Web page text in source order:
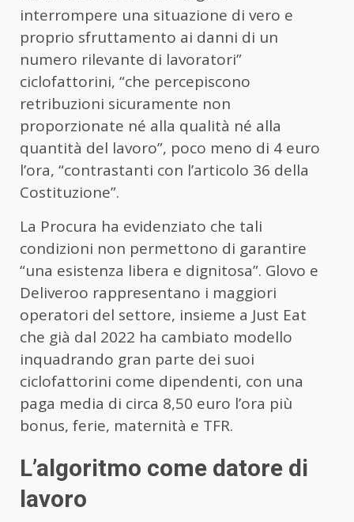
interrompere una situazione di vero e
proprio sfruttamento ai danni di un
numero rilevante di lavoratori”
ciclofattorini, “che percepiscono
retribuzioni sicuramente non
proporzionate né alla qualità né alla
quantità del lavoro”, poco meno di 4 euro
l’ora, “contrastanti con l’articolo 36 della
Costituzione”.
La Procura ha evidenziato che tali
condizioni non permettono di garantire
“una esistenza libera e dignitosa”. Glovo e
Deliveroo rappresentano i maggiori
operatori del settore, insieme a Just Eat
che già dal 2022 ha cambiato modello
inquadrando gran parte dei suoi
ciclofattorini come dipendenti, con una
paga media di circa 8,50 euro l’ora più
bonus, ferie, maternità e TFR.
L’algoritmo come datore di
lavoro